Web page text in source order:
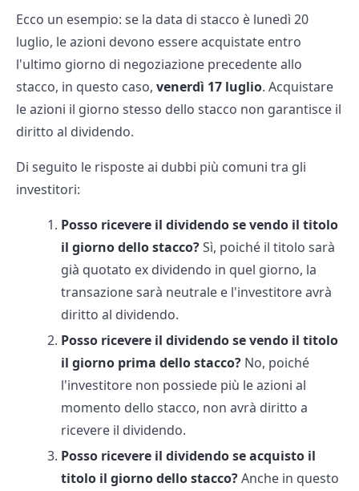
Ecco un esempio: se la data di stacco è lunedì 20
luglio, le azioni devono essere acquistate entro
l'ultimo giorno di negoziazione precedente allo
stacco, in questo caso, venerdì 17 luglio. Acquistare
le azioni il giorno stesso dello stacco non garantisce il
diritto al dividendo.
Di seguito le risposte ai dubbi più comuni tra gli
investitori:
Posso ricevere il dividendo se vendo il titolo
il giorno dello stacco?Sì, poiché il titolo sarà
già quotato ex dividendo in quel giorno, la
transazione sarà neutrale e l'investitore avrà
diritto al dividendo.
Posso ricevere il dividendo se vendo il titolo
il giorno prima dello stacco? No, poiché
l'investitore non possiede più le azioni al
momento dello stacco, non avrà diritto a
ricevere il dividendo.
Posso ricevere il dividendo se acquisto il
titolo il giorno dello stacco?Anche in questo